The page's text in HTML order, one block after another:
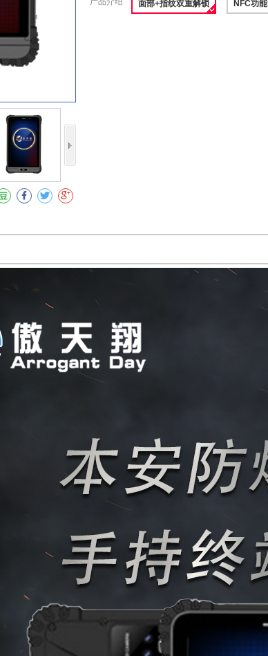
面部+指纹双重解锁 NFC功能